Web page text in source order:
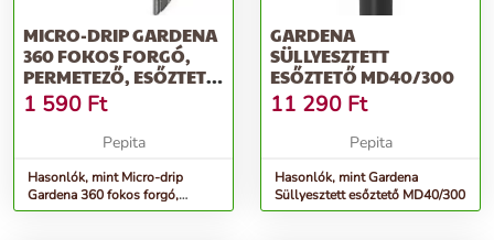
MICRO-DRIP GARDENA
360 FOKOS FORGÓ,
PERMETEZŐ, ESŐZTETŐ
(2 DB)
1 590 Ft
Pepita
Hasonlók, mint Micro-drip
Gardena 360 fokos forgó,
permetező, esőztető (2 db)
GARDENA
SÜLLYESZTETT
ESŐZTETŐ MD40/300
11 290 Ft
Pepita
Hasonlók, mint Gardena
Süllyesztett esőztető MD40/300